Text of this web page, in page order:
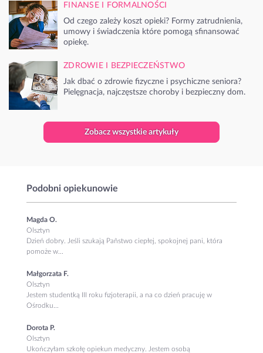
FINANSE I FORMALNOŚCI
Od czego zależy koszt opieki? Formy zatrudnienia,
umowy i świadczenia które pomogą sfinansować
opiekę.
ZDROWIE I BEZPIECZEŃSTWO
Jak dbać o zdrowie fizyczne i psychiczne seniora?
Pielęgnacja, najczęstsze choroby i bezpieczny dom.
Zobacz wszystkie artykuły
Podobni opiekunowie
Magda O.
Olsztyn
Dzień dobry. Jeśli szukają Pañstwo ciepłej, spokojnej pani, która
pomoże w...
Małgorzata F.
Olsztyn
Jestem studentką III roku fizjoterapii, a na co dzień pracuję w
Ośrodku...
Dorota P.
Olsztyn
Ukończyłam szkołę opiekun medyczny. Jestem osobą